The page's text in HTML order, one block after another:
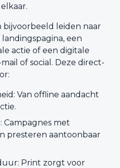
bijvoorbeeld leiden naar
een
actie of een digitale
of social. Deze direct-
Van offline aandacht
Campagnes met
presteren aantoonbaar
Print zorgt voor